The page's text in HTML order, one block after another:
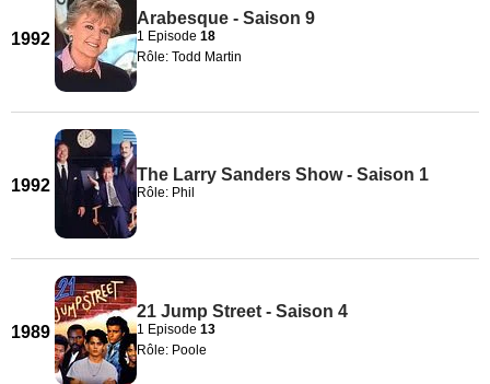
1992
Arabesque - Saison 9
1 Episode 18
Rôle: Todd Martin
1992
The Larry Sanders Show - Saison 1
Rôle: Phil
1989
21 Jump Street - Saison 4
1 Episode 13
Rôle: Poole